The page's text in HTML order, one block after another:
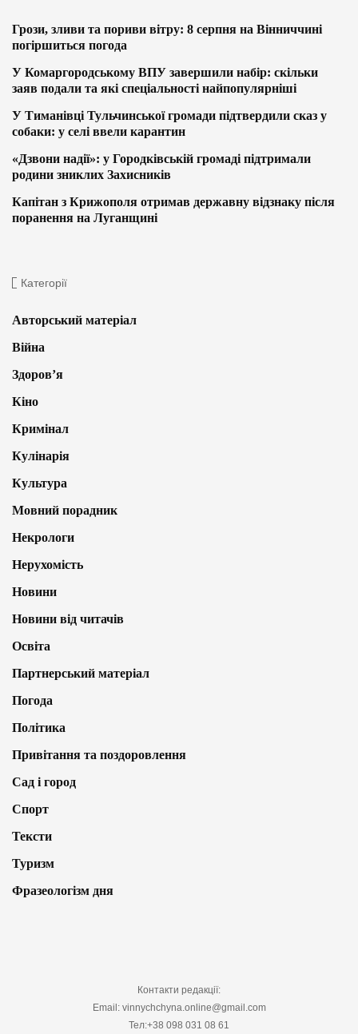
Грози, зливи та пориви вітру: 8 серпня на Вінниччині
погіршиться погода
У Комаргородському ВПУ завершили набір: скільки
заяв подали та які спеціальності найпопулярніші
У Тиманівці Тульчинської громади підтвердили сказ у
собаки: у селі ввели карантин
«Дзвони надії»: у Городківській громаді підтримали
родини зниклих Захисників
Капітан з Крижополя отримав державну відзнаку після
поранення на Луганщині
Категорії
Авторський матеріал
Війна
Здоров’я
Кіно
Кримінал
Кулінарія
Культура
Мовний порадник
Некрологи
Нерухомість
Новини
Новини від читачів
Освіта
Партнерський матеріал
Погода
Політика
Привітання та поздоровлення
Сад і город
Спорт
Тексти
Туризм
Фразеологізм дня
Контакти редакції:
Email: vinnychchyna.online@gmail.com
Тел:+38 098 031 08 61